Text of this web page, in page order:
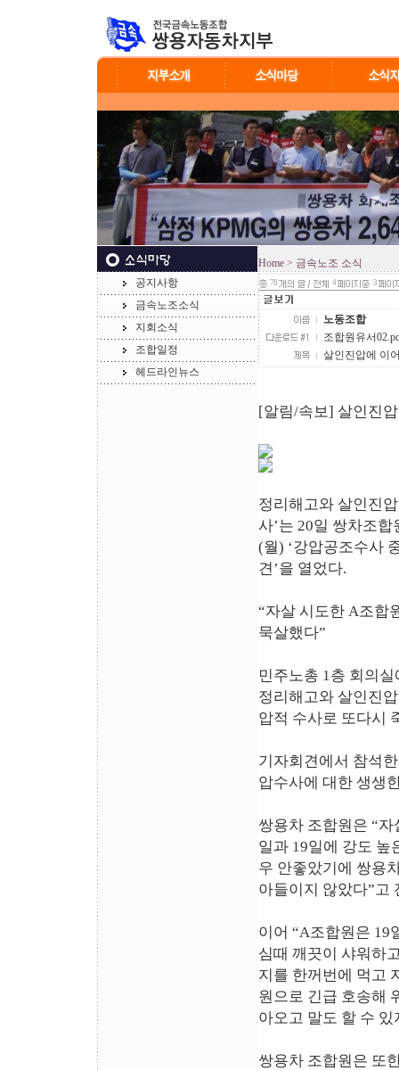
공지사항
금속노조소식
지회소식
조합일정
헤드라인뉴스
Home > 금속노조 소식
78 4 3
노동조합
조합원유서
살인진압에 이
[알림/속보] 살인진
정리해고와 살인진
사’는 20일 쌍차조
(월) ‘강압공조수사
견’을 열었다.
“자살 시도한 A조합
묵살했다”
민주노총 1층 회의
정리해고와 살인진
압적 수사로 또다시
기자회견에서 참석
압수사에 대한 생생
쌍용차 조합원은 “
일과 19일에 강도 높
우 안좋았기에 쌍용
아들이지 않았다”고
이어 “A조합원은 19
심때 깨끗이 샤워하
지를 한꺼번에 먹고
원으로 긴급 호송해
아오고 말도 할 수
쌍용차 조합원은 또